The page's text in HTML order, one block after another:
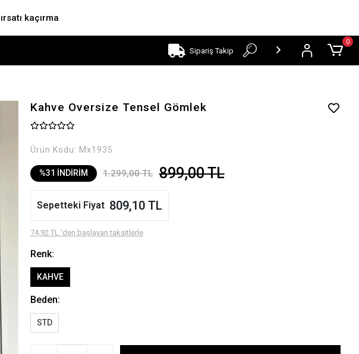
kaçırma
Sipariş Takip
0
Kahve Oversize Tensel Gömlek
Ürün Kodu: Mx1935
%31 İNDİRİM 1.299,00 TL 899,00 TL
Sepetteki Fiyat 809,10 TL
74,92 TL 'den başlayan taksitlerle
Renk:
KAHVE
Beden:
STD